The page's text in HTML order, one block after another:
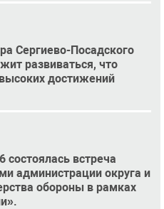
Сергиево-Посадского
развиваться, что
достижений
состоялась встреча
администрации округа и
обороны в рамках